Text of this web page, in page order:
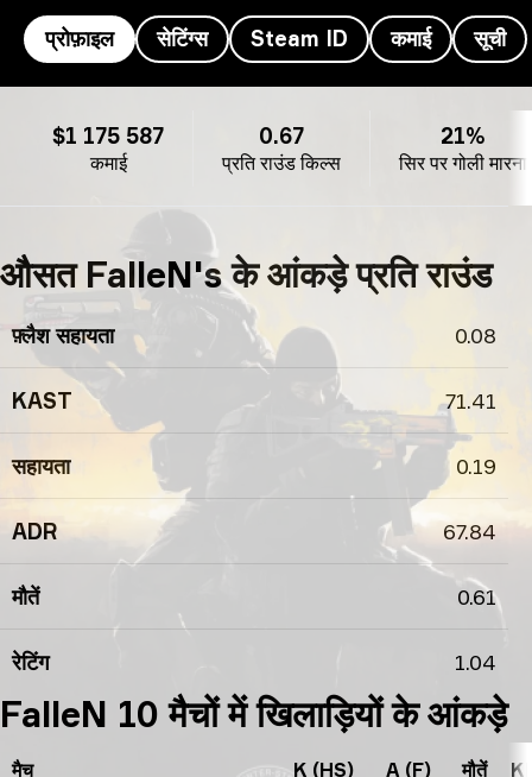
प्रोफ़ाइल सेटिंग्स Steam ID कमाई सूची
कमाई
$1 175 587
प्रति राउंड किल्स
0.67
सिर पर गोली मारना
21%
औसत FalleN's के आंकड़े प्रति राउंड
फ़्लैश सहायता 0.08
KAST 71.41
सहायता 0.19
ADR 67.84
मौतें 0.61
रेटिंग 1.04
FalleN 10 मैचों में खिलाड़ियों के आंकड़े
मैच K (HS) A (F) मौतें